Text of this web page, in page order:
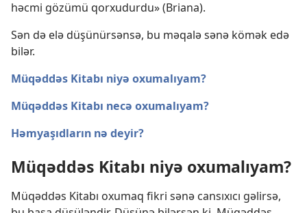
həcmi gözümü qorxudurdu» (Briana).
Sən də elə düşünürsənsə, bu məqalə sənə kömək edə
bilər.
Müqəddəs Kitabı niyə oxumalıyam?
Müqəddəs Kitabı necə oxumalıyam?
Həmyaşıdların nə deyir?
Müqəddəs Kitabı niyə oxumalıyam?
Müqəddəs Kitabı oxumaq fikri sənə cansıxıcı gəlirsə,